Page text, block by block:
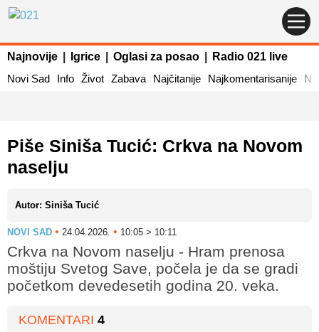
Najnovije Igrice Oglasi za posao
Radio 021 live
Novi Sad
Info Život Zabava Najčitanije Najkomentarisanije
Piše Siniša Tucić: Crkva na Novom
naselju
Autor: Siniša Tucić
NOVI SAD • 24.04.2026. • 10:05 > 10:11
Crkva na Novom naselju - Hram prenosa
moštiju Svetog Save, počela je da se gradi
početkom devedesetih godina 20. veka.
KOMENTARI 4